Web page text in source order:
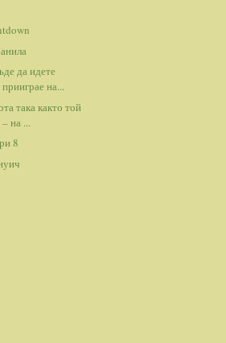
да идете
прииграе на...
така както той
– на ...
8